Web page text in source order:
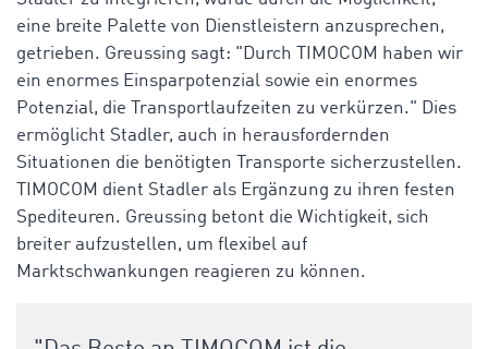
eine breite Palette von Dienstleistern anzusprechen,
getrieben. Greussing sagt: "Durch TIMOCOM haben wir
ein enormes Einsparpotenzial sowie ein enormes
Potenzial, die Transportlaufzeiten zu verkürzen." Dies
ermöglicht Stadler, auch in herausfordernden
Situationen die benötigten Transporte sicherzustellen.
TIMOCOM dient Stadler als Ergänzung zu ihren festen
Spediteuren. Greussing betont die Wichtigkeit, sich
breiter aufzustellen, um flexibel auf
Marktschwankungen reagieren zu können.